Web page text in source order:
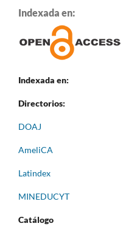
Indexada en:
Indexada en:
Directorios:
DOAJ
AmeliCA
Latindex
MINEDUCYT
Catálogo